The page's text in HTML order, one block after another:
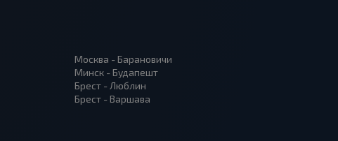
Москва - Барановичи
Минск - Будапешт
Брест - Люблин
Брест - Варшава